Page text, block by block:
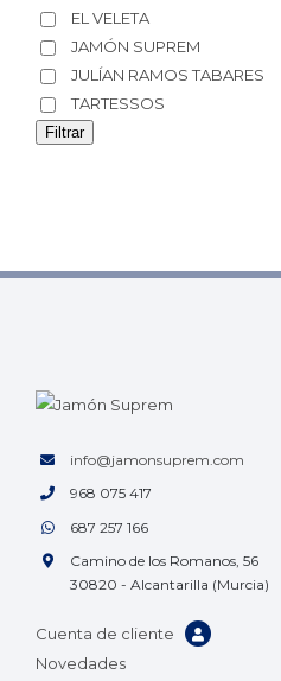
EL VELETA
JAMÓN SUPREM
JULÍAN RAMOS TABARES
TARTESSOS
Filtrar
info@jamonsuprem.com
968 075 417
687 257 166
Camino de los Romanos, 56
30820 - Alcantarilla (Murcia)
Cuenta de cliente
Novedades